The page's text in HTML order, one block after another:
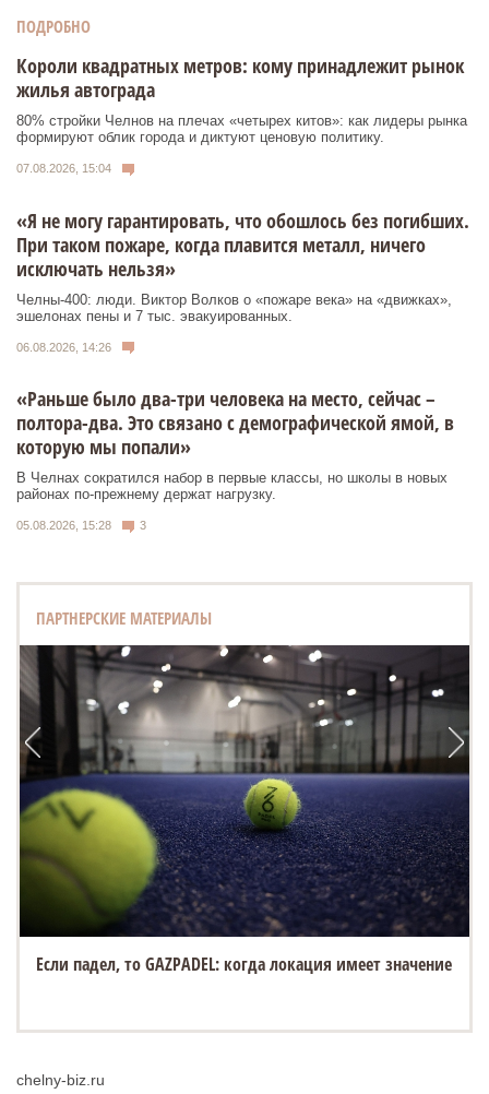
ПОДРОБНО
Короли квадратных метров: кому принадлежит рынок
жилья автограда
80% стройки Челнов на плечах «четырех китов»: как лидеры рынка
формируют облик города и диктуют ценовую политику.
07.08.2026, 15:04
«Я не могу гарантировать, что обошлось без погибших.
При таком пожаре, когда плавится металл, ничего
исключать нельзя»
Челны-400: люди. Виктор Волков о «пожаре века» на «движках»,
эшелонах пены и 7 тыс. эвакуированных.
06.08.2026, 14:26
«Раньше было два-три человека на место, сейчас –
полтора-два. Это связано с демографической ямой, в
которую мы попали»
В Челнах сократился набор в первые классы, но школы в новых
районах по-прежнему держат нагрузку.
05.08.2026, 15:28 3
ПАРТНЕРСКИЕ МАТЕРИАЛЫ
Если падел, то GAZPADEL: когда локация имеет значение
«Белый город» открывает новую площадку на Спасской
chelny-biz.ru